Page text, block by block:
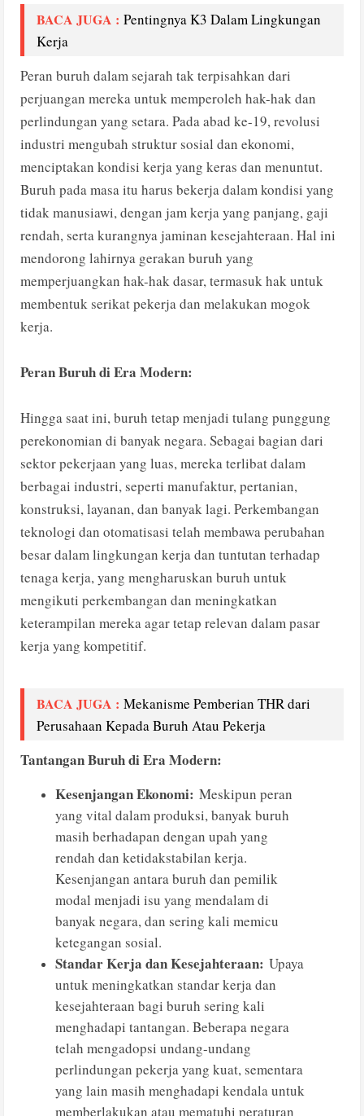
BACA JUGA : Pentingnya K3 Dalam Lingkungan
Kerja
Peran buruh dalam sejarah tak terpisahkan dari
perjuangan mereka untuk memperoleh hak-hak dan
perlindungan yang setara. Pada abad ke-19, revolusi
industri mengubah struktur sosial dan ekonomi,
menciptakan kondisi kerja yang keras dan menuntut.
Buruh pada masa itu harus bekerja dalam kondisi yang
tidak manusiawi, dengan jam kerja yang panjang, gaji
rendah, serta kurangnya jaminan kesejahteraan. Hal ini
mendorong lahirnya gerakan buruh yang
memperjuangkan hak-hak dasar, termasuk hak untuk
membentuk serikat pekerja dan melakukan mogok
kerja.
Peran Buruh di Era Modern:
Hingga saat ini, buruh tetap menjadi tulang punggung
perekonomian di banyak negara. Sebagai bagian dari
sektor pekerjaan yang luas, mereka terlibat dalam
berbagai industri, seperti manufaktur, pertanian,
konstruksi, layanan, dan banyak lagi. Perkembangan
teknologi dan otomatisasi telah membawa perubahan
besar dalam lingkungan kerja dan tuntutan terhadap
tenaga kerja, yang mengharuskan buruh untuk
mengikuti perkembangan dan meningkatkan
keterampilan mereka agar tetap relevan dalam pasar
kerja yang kompetitif.
BACA JUGA : Mekanisme Pemberian THR dari
Perusahaan Kepada Buruh Atau Pekerja
Tantangan Buruh di Era Modern:
Kesenjangan Ekonomi: Meskipun peran
yang vital dalam produksi, banyak buruh
masih berhadapan dengan upah yang
rendah dan ketidakstabilan kerja.
Kesenjangan antara buruh dan pemilik
modal menjadi isu yang mendalam di
banyak negara, dan sering kali memicu
ketegangan sosial.
Standar Kerja dan Kesejahteraan: Upaya
untuk meningkatkan standar kerja dan
kesejahteraan bagi buruh sering kali
menghadapi tantangan. Beberapa negara
telah mengadopsi undang-undang
perlindungan pekerja yang kuat, sementara
yang lain masih menghadapi kendala untuk
memberlakukan atau mematuhi peraturan